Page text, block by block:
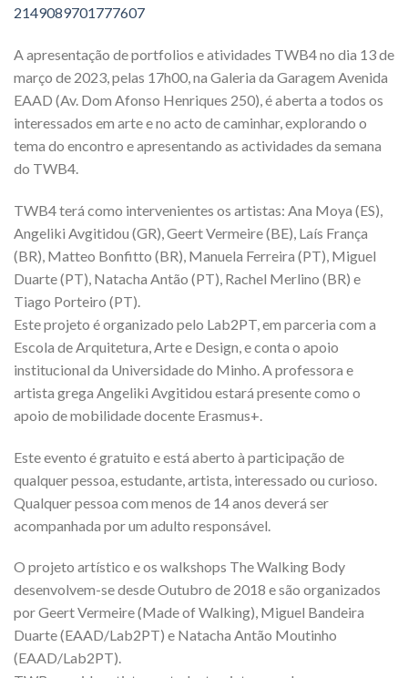
2149089701777607
A apresentação de portfolios e atividades TWB4 no dia 13 de
março de 2023, pelas 17h00, na Galeria da Garagem Avenida
EAAD (Av. Dom Afonso Henriques 250), é aberta a todos os
interessados em arte e no acto de caminhar, explorando o
tema do encontro e apresentando as actividades da semana
do TWB4.
TWB4 terá como intervenientes os artistas: Ana Moya (ES),
Angeliki Avgitidou (GR), Geert Vermeire (BE), Laís França
(BR), Matteo Bonfitto (BR), Manuela Ferreira (PT), Miguel
Duarte (PT), Natacha Antão (PT), Rachel Merlino (BR) e
Tiago Porteiro (PT).
Este projeto é organizado pelo Lab2PT, em parceria com a
Escola de Arquitetura, Arte e Design, e conta o apoio
institucional da Universidade do Minho. A professora e
artista grega Angeliki Avgitidou estará presente como o
apoio de mobilidade docente Erasmus+.
Este evento é gratuito e está aberto à participação de
qualquer pessoa, estudante, artista, interessado ou curioso.
Qualquer pessoa com menos de 14 anos deverá ser
acompanhada por um adulto responsável.
O projeto artístico e os walkshops The Walking Body
desenvolvem-se desde Outubro de 2018 e são organizados
por Geert Vermeire (Made of Walking), Miguel Bandeira
Duarte (EAAD/Lab2PT) e Natacha Antão Moutinho
(EAAD/Lab2PT).